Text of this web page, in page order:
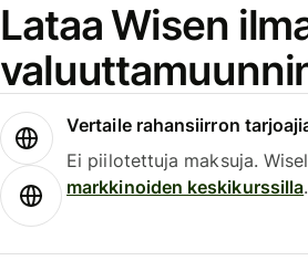
Lataa Wisen
Vertaile rahansiirron
Ei piilotettuja maksuja.
markkinoiden keskikurssilla.